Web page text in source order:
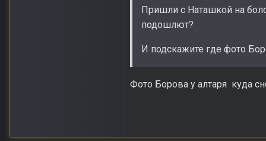
Пришли с Наташкой на
подошлют?
И подскажите где фото
Фото Борова у алтаря куда